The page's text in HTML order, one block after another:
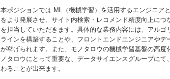
本ポジションでは ML（機械学習）を活用するエンジニア
をより発展させ、サイト内検索・レコメンド精度向上に
を担当していただきます。具体的な業務内容には、アル
ラインを構築することや、フロントエンドエンジニアや
が挙げられます。また、モノタロウの機械学習基盤の高
ノタロウにとって重要な、データサイエンスグループに
わることが出来ます。